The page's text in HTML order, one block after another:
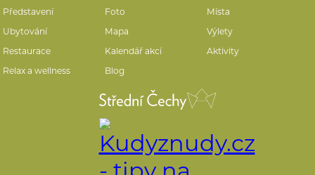
Představení Foto
Místa
Ubytování
Mapa
Výlety
Restaurace
Kalendář akcí
Aktivity
Relax a wellness
Blog